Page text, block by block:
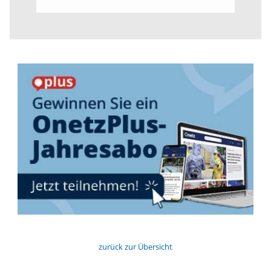
zurück zur Übersicht